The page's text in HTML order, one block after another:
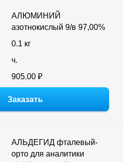
АЛЮМИНИЙ
азотнокислый 9/в 97,00%
0.1 кг
ч.
905.00 ₽
Заказать
АЛЬДЕГИД фталевый-
орто для аналитики